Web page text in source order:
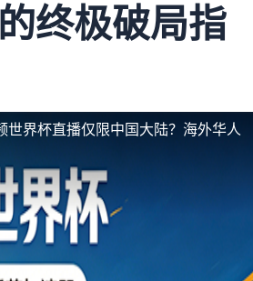
终极破局指
世界杯直播仅限中国大陆？海外华人